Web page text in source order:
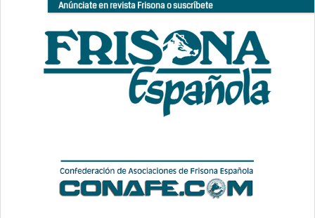
Anúnciate en revista Frisona o suscríbete